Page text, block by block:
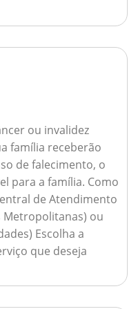
ou invalidez
família receberão
de falecimento, o
para a família. Como
de Atendimento
Metropolitanas) ou
Escolha a
que deseja